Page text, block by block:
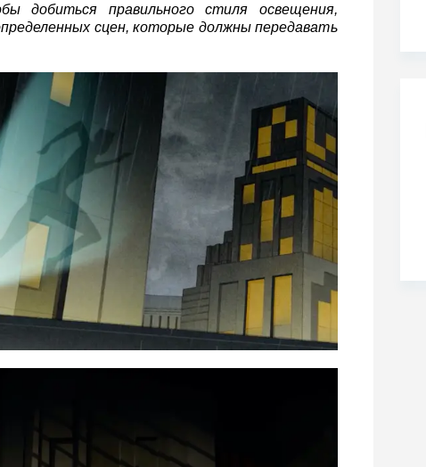
добиться правильного стиля освещения,
сцен, которые должны передавать